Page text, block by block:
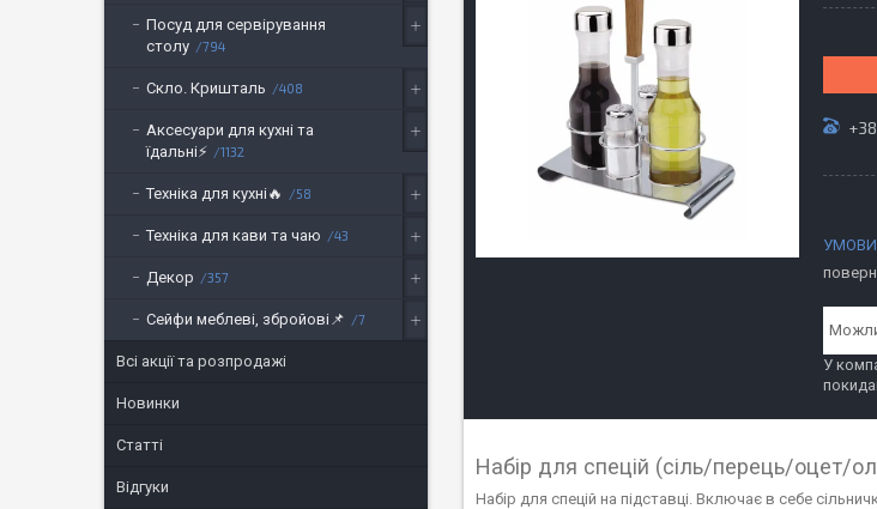
У
Набір для спецій (сіль/перець/оцет/
Набір для спецій на підставці. Включає в себе
Посуд для сервірування
столу
794
Скло. Кришталь 408
Аксесуари для кухні та
їдальні⚡
1132
Техніка для кухні🔥 58
Техніка для кави та чаю 43
Декор 357
Сейфи меблеві, збройові📌 7
Всі акції та розпродажі
Новинки
Статті
Відгуки